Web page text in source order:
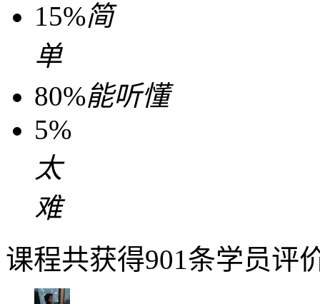
15%简
单
80%能听懂
5%
太
难
课程共获得901条学员评